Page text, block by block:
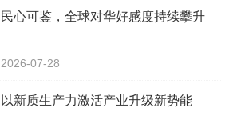
民心可鉴，全球对华好感度持续攀升
2026-07-28
以新质生产力激活产业升级新势能